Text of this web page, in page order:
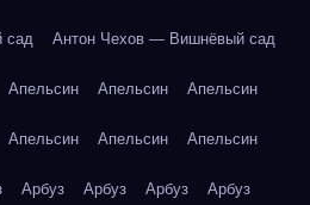
сад Антон Чехов — Вишнёвый сад
Апельсин Апельсин Апельсин
Апельсин Апельсин Апельсин
Арбуз Арбуз Арбуз Арбуз